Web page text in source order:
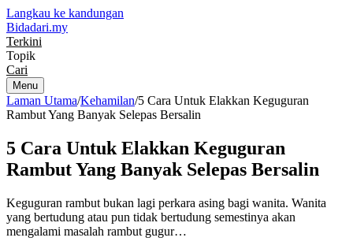
Langkau ke kandungan
Bidadari.my
Terkini
Topik
Cari
Menu
Laman Utama/Kehamilan/5 Cara Untuk Elakkan Keguguran
Rambut Yang Banyak Selepas Bersalin
5 Cara Untuk Elakkan Keguguran
Rambut Yang Banyak Selepas Bersalin
Keguguran rambut bukan lagi perkara asing bagi wanita. Wanita
yang bertudung atau pun tidak bertudung semestinya akan
mengalami masalah rambut gugur…